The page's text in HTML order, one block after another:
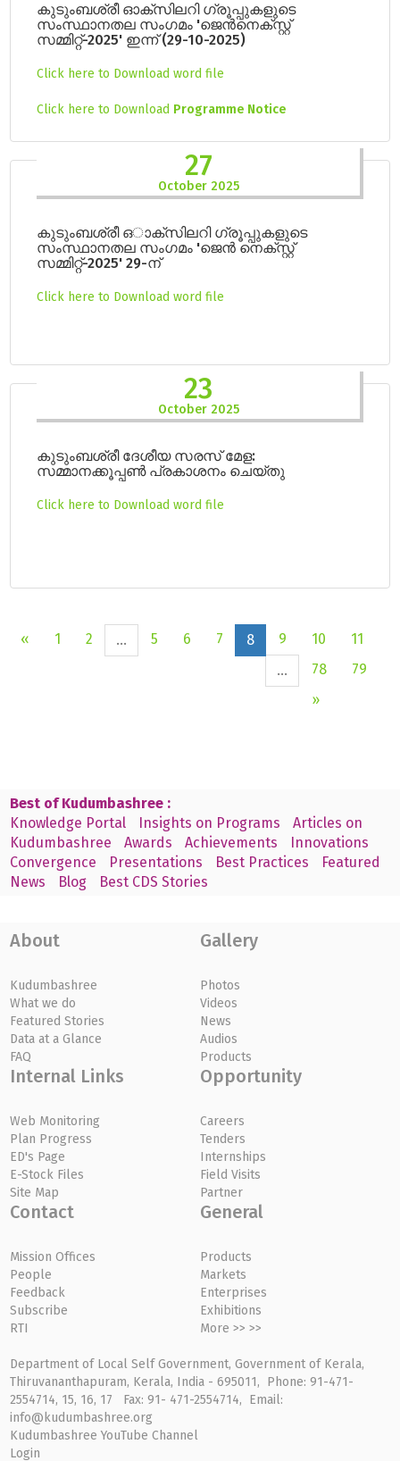
കുടുംബശ്രീ ഓക്സിലറി ഗ്രൂപ്പുകളുടെ
സംസ്ഥാനതല സംഗമം 'ജെൻനെക്സ്റ്റ്
സമ്മിറ്റ്-2025' ഇന്ന് (29-10-2025)
Click here to Download word file
Click here to Download Programme Notice
27
October 2025
കുടുംബശ്രീ ഒാക്സിലറി ഗ്രൂപ്പുകളുടെ
സംസ്ഥാനതല സംഗമം 'ജെൻ നെക്സ്റ്റ്
സമ്മിറ്റ്-2025' 29-ന്
Click here to Download word file
23
October 2025
കുടുംബശ്രീ ദേശീയ സരസ് മേള:
സമ്മാനക്കൂപ്പൺ പ്രകാശനം ചെയ്തു
Click here to Download word file
« 1 2 ... 5 6 7 8 9 10
11
...
78
79
»
Best of Kudumbashree :
Knowledge Portal
Insights on Programs
Articles on
Kudumbashree
Awards Achievements
Innovations
Convergence
Presentations Best Practices
Featured
News
Blog Best CDS Stories
About
Kudumbashree
What we do
Featured Stories
Data at a Glance
FAQ
Gallery
Photos
Videos
News
Audios
Products
Internal Links
Web Monitoring
Plan Progress
ED's Page
E-Stock Files
Site Map
Opportunity
Careers
Tenders
Internships
Field Visits
Partner
Contact
Mission Offices
People
Feedback
Subscribe
RTI
General
Products
Markets
Enterprises
Exhibitions
More >> >>
Department of Local Self Government, Government of Kerala,
Thiruvananthapuram, Kerala, India - 695011, Phone: 91-471-
2554714, 15, 16, 17 Fax: 91- 471-2554714, Email:
info@kudumbashree.org
Kudumbashree YouTube Channel
Login